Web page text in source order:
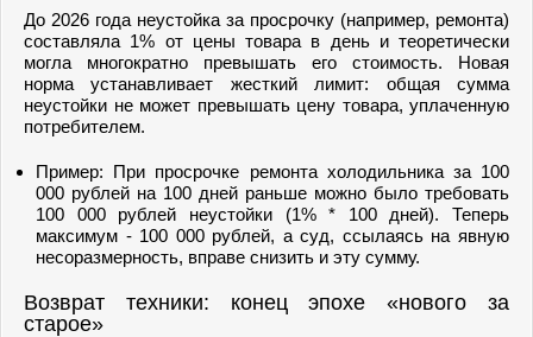
До 2026 года неустойка за просрочку (например, ремонта)
составляла 1% от цены товара в день и теоретически
могла многократно превышать его стоимость. Новая
норма устанавливает жесткий лимит: общая сумма
неустойки не может превышать цену товара, уплаченную
потребителем.
Пример: При просрочке ремонта холодильника за 100
000 рублей на 100 дней раньше можно было требовать
100 000 рублей неустойки (1% * 100 дней). Теперь
максимум - 100 000 рублей, а суд, ссылаясь на явную
несоразмерность, вправе снизить и эту сумму.
Возврат техники: конец эпохе «нового за
старое»